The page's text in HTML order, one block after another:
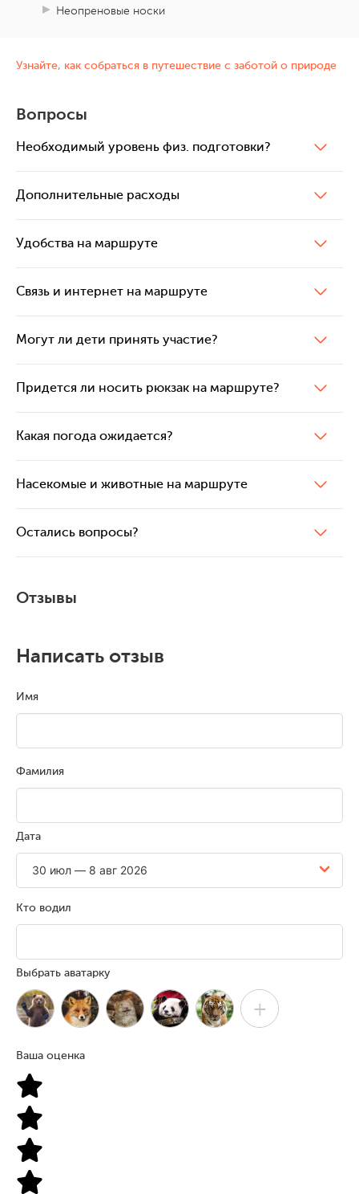
Неопреновые носки
Узнайте, как собраться в путешествие с заботой о природе
Вопросы
Необходимый уровень физ. подготовки?
Дополнительные расходы
Удобства на маршруте
Связь и интернет на маршруте
Могут ли дети принять участие?
Придется ли носить рюкзак на маршруте?
Какая погода ожидается?
Насекомые и животные на маршруте
Остались вопросы?
Отзывы
Написать отзыв
Имя
Фамилия
Дата
Кто водил
Выбрать аватарку
+
Ваша оценка